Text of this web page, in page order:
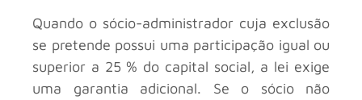
Quando o sócio-administrador cuja exclusão
se pretende possui uma participação igual ou
superior a 25 % do capital social, a lei exige
uma garantia adicional. Se o sócio não